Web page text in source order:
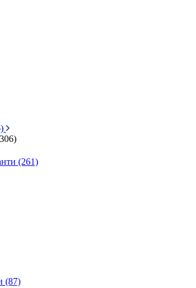
(261)
(87)